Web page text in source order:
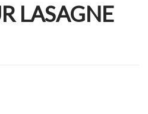
LASAGNE